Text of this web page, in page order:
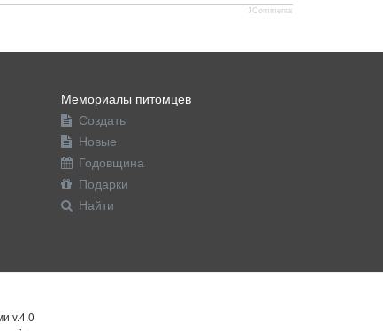
JComments
Мемориалы питомцев
Создать
Новые
Годовщина
Подарки
Найти
v.4.0